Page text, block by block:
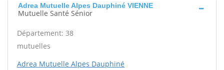
Adrea Mutuelle Alpes Dauphiné VIENNE
Mutuelle Santé Sénior
Département: 38
mutuelles
Adrea Mutuelle Alpes Dauphiné